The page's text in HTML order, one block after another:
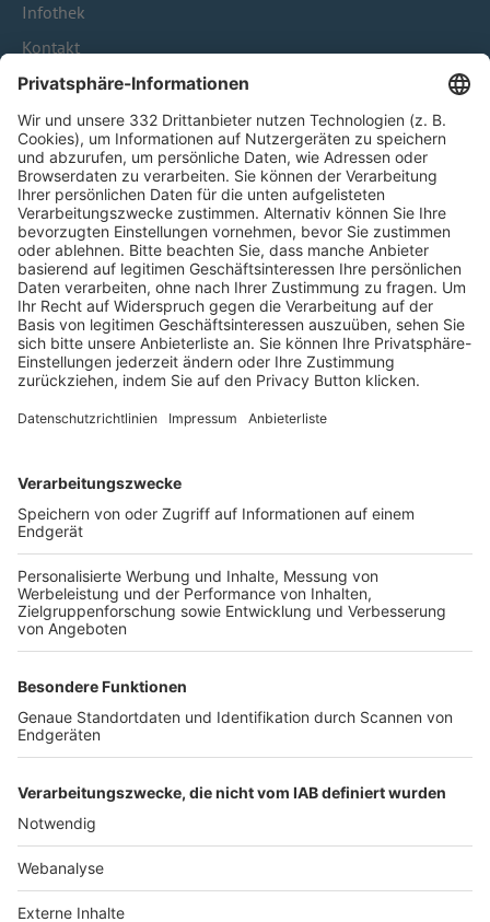
Infothek
Kontakt
HÄUFIG BESUCHTE SEITEN
Pässe und Vereinswechsel
Trainerausbildung
Schulungsangebot Vereinsmitarbeiter
BFV-Geschäftsstellen
Trainerbörse
Login SpielPlus
FOLGE DEM BFV
TOP-VEREINE
TOP-PARTNER
Nutzungsbedingungen Datenschutz Impressum